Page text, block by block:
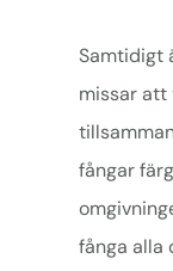
Samtidigt
missar att
fångar
fånga alla